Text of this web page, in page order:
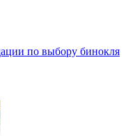
по выбору бинокля